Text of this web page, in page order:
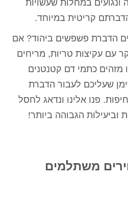
ונגועים במחלות שעשויות
קריטית במיוחד.
הדברת פשפשים ביהוד? אם
עם עקיצות טריות, מריחים
מזהים כתמי דם קטנטנים
שעליכם לעבור הדברת
פנו אלינו ונדאג לחסל
הגבוהה ביותר!
משתלמים